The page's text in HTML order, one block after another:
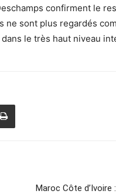
confirment le
ne sont plus regardés
le très haut niveau
Maroc Côte d’Ivoire